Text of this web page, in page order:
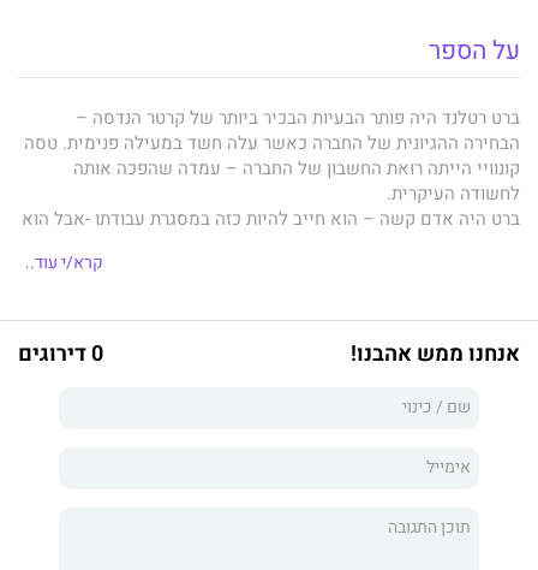
על הספר
ברט רטלנד היה פותר הבעיות הבכיר ביותר של קרטר הנדסה –
הבחירה ההגיונית של החברה כאשר עלה חשד במעילה פנימית. טסה
קונוויי הייתה רואת החשבון של החברה – עמדה שהפכה אותה
לחשודה העיקרית.
ברט היה אדם קשה – הוא חייב להיות כזה במסגרת עבודתו -אבל הוא
הוא ניסה להפריד בין החיים המקצועיים והפרטיים שלו, הוא לא חשב
מול האתגר הגדול מכל.
קרא/י עוד..
אנחנו ממש אהבנו! 0 דירוגים